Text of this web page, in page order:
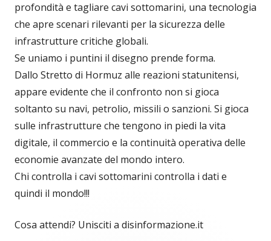
profondità e tagliare cavi sottomarini, una tecnologia
che apre scenari rilevanti per la sicurezza delle
infrastrutture critiche globali.
Se uniamo i puntini il disegno prende forma.
Dallo Stretto di Hormuz alle reazioni statunitensi,
appare evidente che il confronto non si gioca
soltanto su navi, petrolio, missili o sanzioni. Si gioca
sulle infrastrutture che tengono in piedi la vita
digitale, il commercio e la continuità operativa delle
economie avanzate del mondo intero.
Chi controlla i cavi sottomarini controlla i dati e
quindi il mondo!!!
Cosa attendi? Unisciti a disinformazione.it